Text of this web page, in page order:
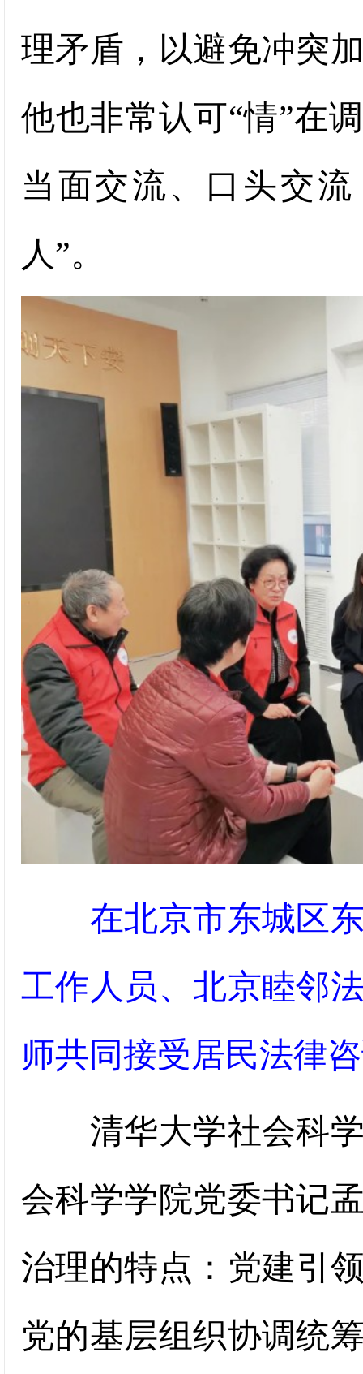
理矛盾，以避免冲突
他也非常认可“情”在
当面交流、口头交
人”。
在北京市东城区
工作人员、北京睦邻
师共同接受居民法律
清华大学社会科学
会科学学院党委书记
治理的特点：党建引
党的基层组织协调统